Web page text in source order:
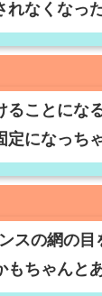
れなくなっ
ることにな
定になっち
スの網の目
もちゃんと